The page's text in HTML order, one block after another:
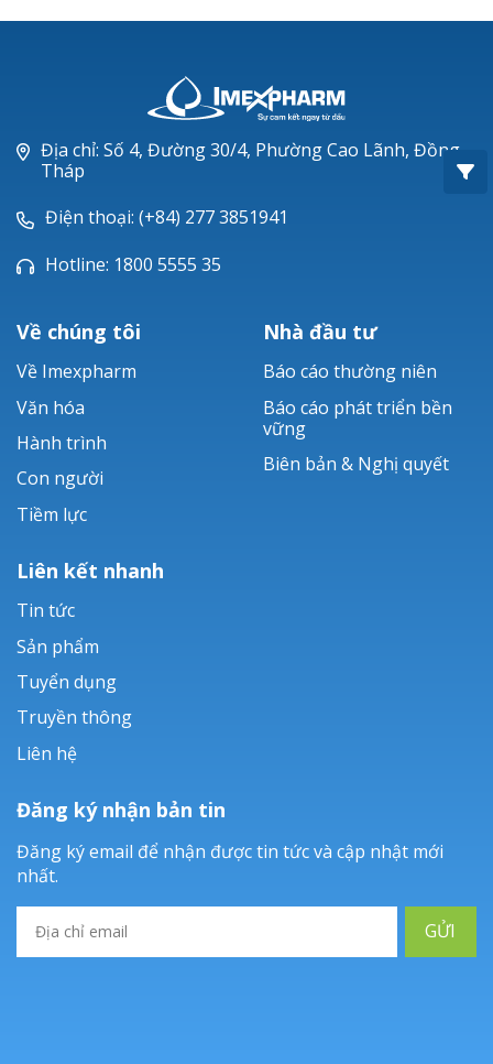
Piperacillin
Ticarlinat®
Zobacta®
Bacsulfo®
Địa chỉ: Số 4, Đường 30/4, Phường Cao Lãnh, Đồng
Tháp
Điện thoại: (+84) 277 3851941
Hotline: 1800 5555 35
Về chúng tôi
Về Imexpharm
Văn hóa
Hành trình
Con người
Tiềm lực
Nhà đầu tư
Báo cáo thường niên
Báo cáo phát triển bền
vững
Biên bản & Nghị quyết
Liên kết nhanh
Tin tức
Sản phẩm
Tuyển dụng
Truyền thông
Liên hệ
Đăng ký nhận bản tin
Đăng ký email để nhận được tin tức và cập nhật mới
nhất.
GỬI